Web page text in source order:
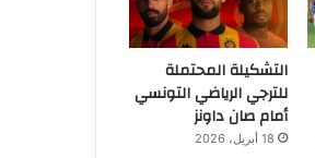
التشكيلة المحتملة
للترجي الرياضي التونسي
أمام صان داونز
18 أبريل، 2026